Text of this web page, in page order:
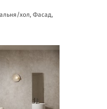
хол, Фасад,